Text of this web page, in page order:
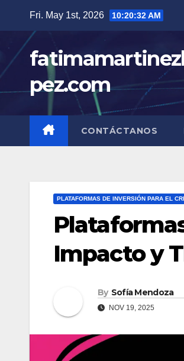
content
Fri. May 1st, 2026 10:20:33 AM
pez.com
CONTÁCTANOS
PLATAFORMAS DE INVERSIÓN PARA EL
Impacto y
By Sofía Mendoza
NOV 19, 2025